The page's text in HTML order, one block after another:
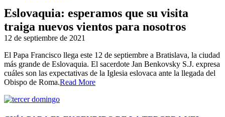
Eslovaquia: esperamos que su visita
traiga nuevos vientos para nosotros
12 de septiembre de 2021
El Papa Francisco llega este 12 de septiembre a Bratislava, la ciudad
más grande de Eslovaquia. El sacerdote Jan Benkovsky S.J. expresa
cuáles son las expectativas de la Iglesia eslovaca ante la llegada del
Obispo de Roma.Read More